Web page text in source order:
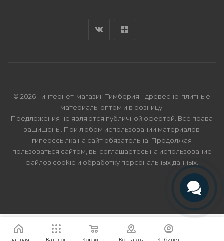
© 2026 - интернет-магазин Тимберия - древесно-плитные
материалы оптом и в розницу.
Предложения не являются публичной офертой. Все права
защищены. При любом использовании материалов
гиперссылка на сайт обязательна. Продолжая
пользоваться сайтом, вы соглашаетесь на использование
файлов cookie и обработку персональных данных
Мы используем файлы cookie. Подробнее Я согласен
Telegram